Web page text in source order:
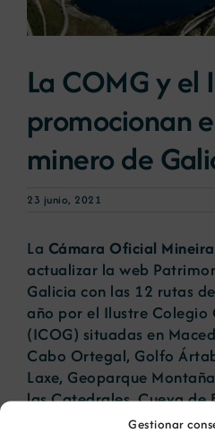
Gestionar
Portal de empleo
Contacto
La COMG y el
promocionan
minero de
23 junio, 2021
La Cámara Oficial
actualizar la web
Galicia con las 12 rutas
año por el Ilustre Colegio
(ICOG) situadas en
Cabo Ortegal, Golfo
Laxe, Geoparque
las Catedrales, Cueva de
Guitiriz, Villa de Cruces y